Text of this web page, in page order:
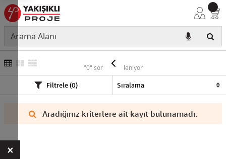
TTR
"0" sonuç listeleniyor
Filtrele (0)
Aradığınız kriterlere ait kayıt bulunamadı.
×